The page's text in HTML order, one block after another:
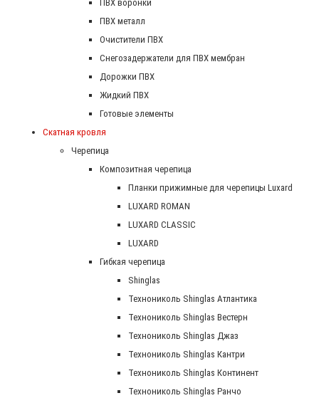
ПВХ воронки
ПВХ металл
Очистители ПВХ
Снегозадержатели для ПВХ мембран
Дорожки ПВХ
Жидкий ПВХ
Готовые элементы
Скатная кровля
Черепица
Композитная черепица
Планки прижимные для черепицы Luxard
LUXARD ROMAN
LUXARD CLASSIC
LUXARD
Гибкая черепица
Shinglas
Технониколь Shinglas Атлантика
Технониколь Shinglas Вестерн
Технониколь Shinglas Джаз
Технониколь Shinglas Кантри
Технониколь Shinglas Континент
Технониколь Shinglas Ранчо